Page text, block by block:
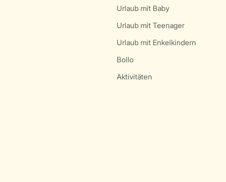
Urlaub mit Baby
Urlaub mit Teenager
Urlaub mit Enkelkindern
Bollo
Aktivitäten